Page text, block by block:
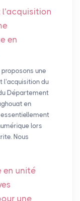
en
une
l’acquisition du
Département
en
lors
Nous
en unité
une